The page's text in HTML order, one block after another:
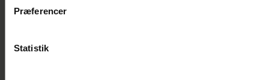
Vi anvender egne cookies og cookies fra tredjeparter til at
generere statistik og huske dine præferencer samt til brug
Præferencer
Statistik